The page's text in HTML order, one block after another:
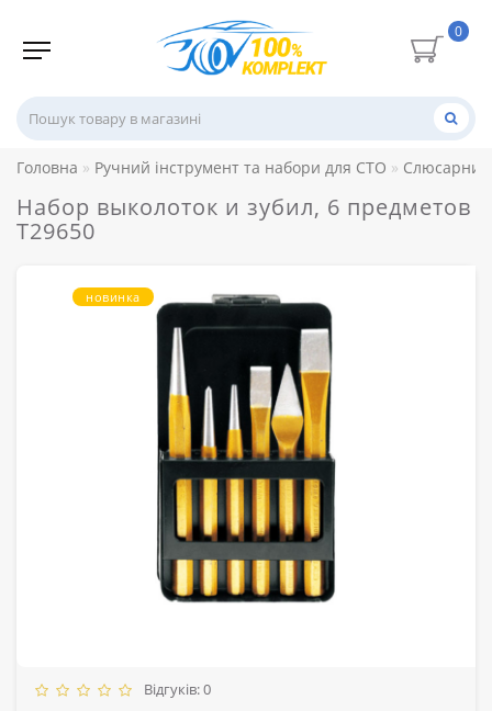
0
Головна Ручний інструмент та набори для СТО Слюсарний
Набор выколоток и зубил, 6 предметов
T29650
новинка
Відгуків: 0